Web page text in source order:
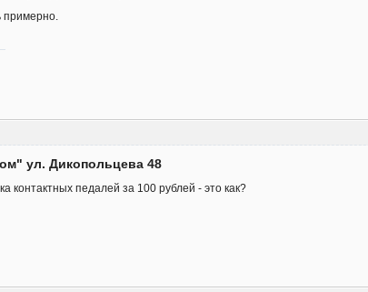
примерно.
ул. Дикопольцева 48
контактных педалей за 100 рублей - это как?